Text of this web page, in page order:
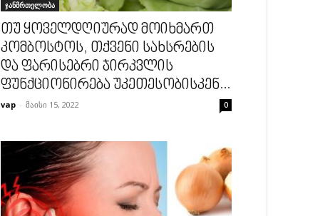
ჯანმრთელობა
თუ ყოველდღიურად მოიხმართ
კომბოსტოს, თქვენი სახსრების
და ფარისებრი ჯირკვლის
ფუნქციონირება უკეთესობისკენ...
vap - მაისი 15, 2022 0